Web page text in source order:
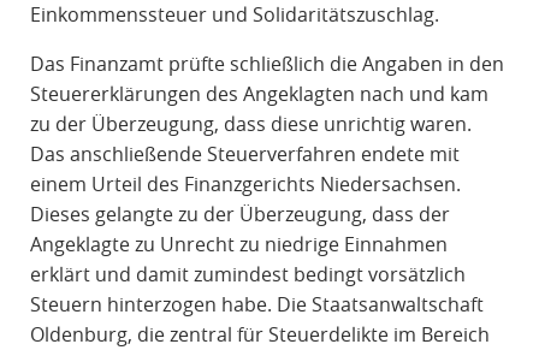
Einkommenssteuer und Solidaritätszuschlag.
Das Finanzamt prüfte schließlich die Angaben in den
Steuererklärungen des Angeklagten nach und kam
zu der Überzeugung, dass diese unrichtig waren.
Das anschließende Steuerverfahren endete mit
einem Urteil des Finanzgerichts Niedersachsen.
Dieses gelangte zu der Überzeugung, dass der
Angeklagte zu Unrecht zu niedrige Einnahmen
erklärt und damit zumindest bedingt vorsätzlich
Steuern hinterzogen habe. Die Staatsanwaltschaft
Oldenburg, die zentral für Steuerdelikte im Bereich